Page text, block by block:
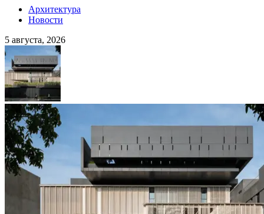
Архитектура
Новости
5 августа, 2026